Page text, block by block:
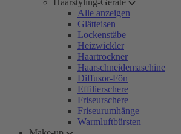
Haarstyling-Geräte
Alle anzeigen
Glätteisen
Lockenstäbe
Heizwickler
Haartrockner
Haarschneidemaschine
Diffusor-Fön
Effilierschere
Friseurschere
Friseurumhänge
Warmluftbürsten